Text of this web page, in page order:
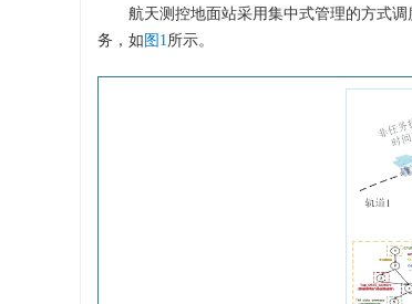
航天测控地面站采用集中式管理的方式
务，如 图1所示。